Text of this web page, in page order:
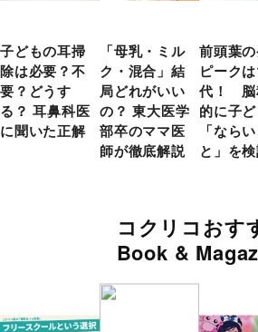
子どもの耳掃
除は必要？不
要？どうす
る？ 耳鼻科医
に聞いた正解
「母乳・ミル
ク・混合」結
局どれがいい
の？ 東大医学
部卒のママ医
師が徹底解説
前頭葉
ピーク
代！ 脳
的に子
「なら
と」を
コクリコおす
Book &